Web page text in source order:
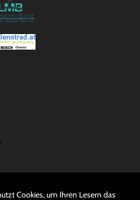
Cookies, um Ihren Lesern das